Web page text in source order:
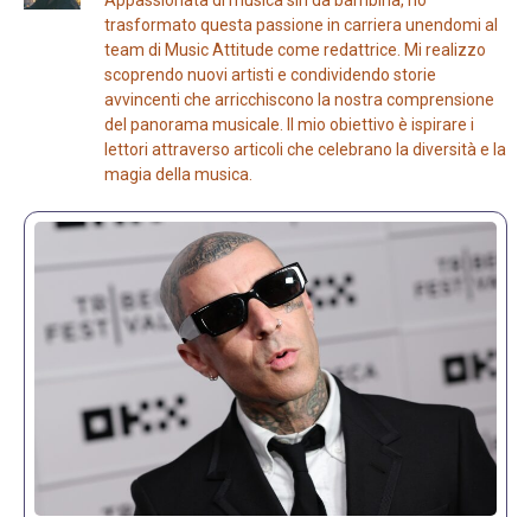
trasformato questa passione in carriera unendomi al
team di Music Attitude come redattrice. Mi realizzo
scoprendo nuovi artisti e condividendo storie
avvincenti che arricchiscono la nostra comprensione
del panorama musicale. Il mio obiettivo è ispirare i
lettori attraverso articoli che celebrano la diversità e la
magia della musica.